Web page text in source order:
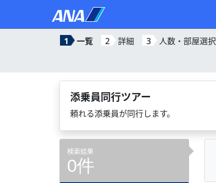
1 一覧 2 詳細 3 人数・部屋選択
添乗員同行ツアー
頼れる添乗員が同行します。
検索結果
0件